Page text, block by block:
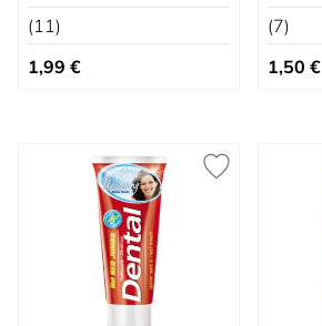
(11)
1,99 €
(7)
1,50 €